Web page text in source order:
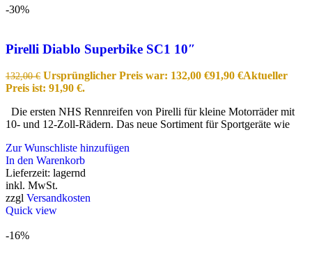
-30%
Pirelli Diablo Superbike SC1 10″
132,00€ Ursprünglicher Preis war: 132,00 €91,90 €Aktueller
Preis ist: 91,90 €.
Die ersten NHS Rennreifen von Pirelli für kleine Motorräder mit
10- und 12-Zoll-Rädern. Das neue Sortiment für Sportgeräte wie
Zur Wunschliste hinzufügen
In den Warenkorb
Lieferzeit: lagernd
inkl. MwSt.
zzgl Versandkosten
Quick view
-16%